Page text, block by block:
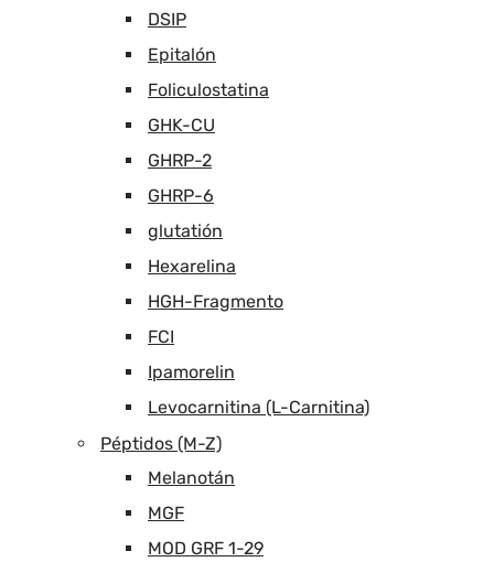
DSIP
Epitalón
Foliculostatina
GHK-CU
GHRP-2
GHRP-6
glutatión
Hexarelina
HGH-Fragmento
FCI
Ipamorelin
Levocarnitina (L-Carnitina)
Péptidos (M-Z)
Melanotán
MGF
MOD GRF 1-29